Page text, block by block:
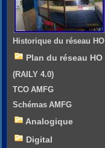
Historique du réseau HO
Plan du réseau HO
(RAILY 4.0)
TCO AMFG
Schémas AMFG
Analogique
Digital